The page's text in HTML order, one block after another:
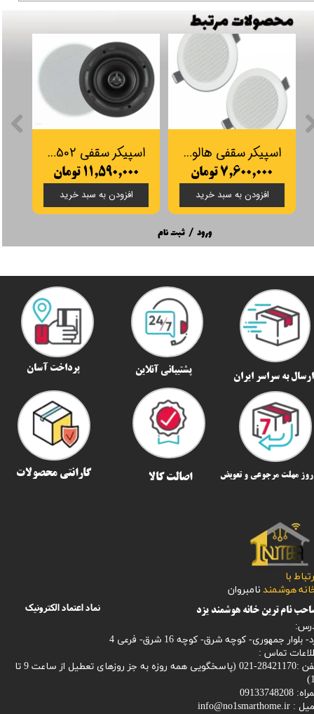
اسپیکر سقفی SP502
۱۱,۵۹۰,۰۰۰ تومان
افزودن به سبد خرید
اسپیکر سقفی هالوژنی SOS مدل SP301 (جفت)
۷,۶۰۰,۰۰۰ تومان
افزودن به سبد خرید
ورود / ثبت نام
با
هوشمند نامبروان
بلوار جمهوری- کوچه شرق- کوچه 16 شرق- فرعی 4
تماس :
021 (
پاسخگویی همه روزه به جز روزهای تعطیل از ساعت 9 تا
09133748208
:
info@no1smarthome.ir
نماد اعتماد الکترونیک
ارسال به سراسر ایران​​​​​​​
پشتیبانی آنلاین پرداخت آسان
اصالت کالا گارانتی محصولات
نام ترین خانه هوشمند یزد